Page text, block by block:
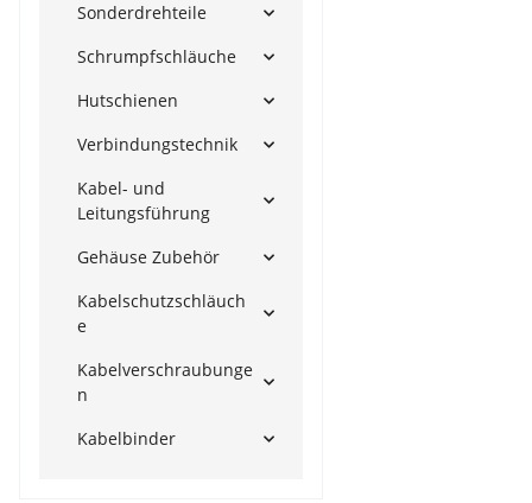
Sonderdrehteile
Schrumpfschläuche
Hutschienen
Verbindungstechnik
Kabel- und
Leitungsführung
Gehäuse Zubehör
Kabelschutzschläuch
e
Kabelverschraubunge
n
Kabelbinder